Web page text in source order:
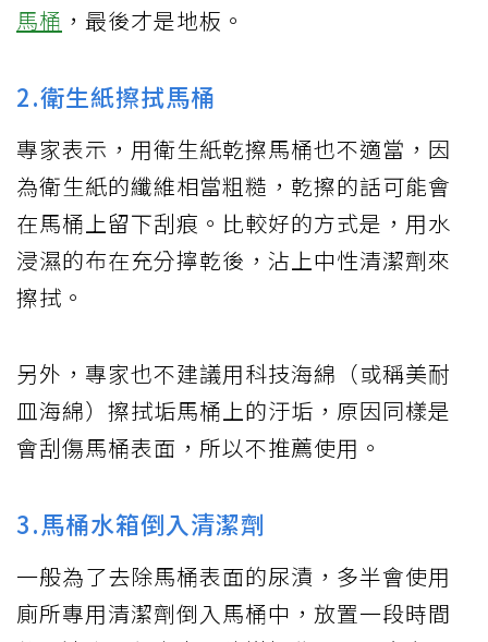
馬桶 ，最後才是地板。
2.衛生紙擦拭馬桶
專家表示，用衛生紙乾擦馬桶也不適當，因
為衛生紙的纖維相當粗糙，乾擦的話可能會
在馬桶上留下刮痕。比較好的方式是，用水
浸濕的布在充分擰乾後，沾上中性清潔劑來
擦拭。
另外，專家也不建議用科技海綿（或稱美耐
皿海綿）擦拭垢馬桶上的汙垢，原因同樣是
會刮傷馬桶表面，所以不推薦使用。
3.馬桶水箱倒入清潔劑
一般為了去除馬桶表面的尿漬，多半會使用
廁所專用清潔劑倒入馬桶中，放置一段時間